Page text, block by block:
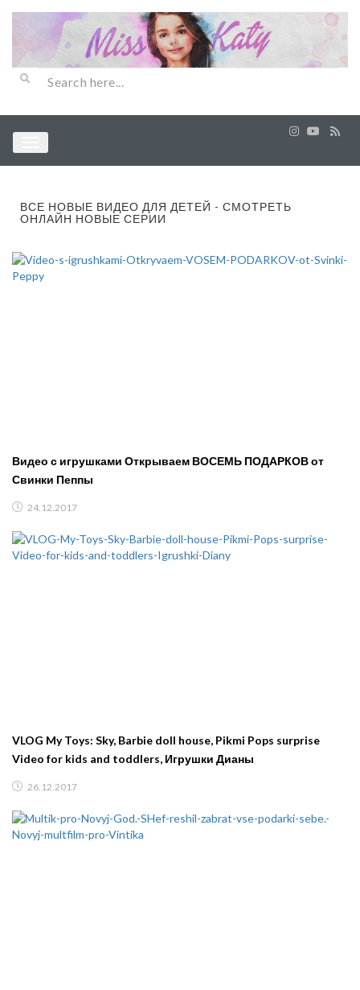
ВСЕ НОВЫЕ ВИДЕО ДЛЯ ДЕТЕЙ - СМОТРЕТЬ
ОНЛАЙН НОВЫЕ СЕРИИ
Видео с игрушками Открываем ВОСЕМЬ ПОДАРКОВ от
Свинки Пеппы
24.12.2017
VLOG My Toys: Sky, Barbie doll house, Pikmi Pops surprise
Video for kids and toddlers, Игрушки Дианы
26.12.2017